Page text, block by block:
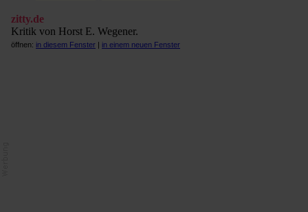
zitty.de
Kritik von Horst E. Wegener.
öffnen: in diesem Fenster | in einem neuen Fenster